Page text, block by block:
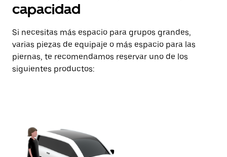
capacidad
Si necesitas más espacio para grupos grandes,
varias piezas de equipaje o más espacio para las
piernas, te recomendamos reservar uno de los
siguientes productos: